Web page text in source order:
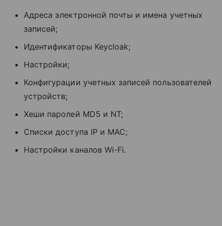
Адреса электронной почты и имена учетных
записей;
Идентификаторы Keycloak;
Настройки;
Конфигурации учетных записей пользователей
устройств;
Хеши паролей MD5 и NT;
Списки доступа IP и MAC;
Настройки каналов Wi-Fi.